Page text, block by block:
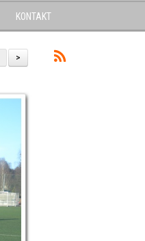
KONTAKT
>